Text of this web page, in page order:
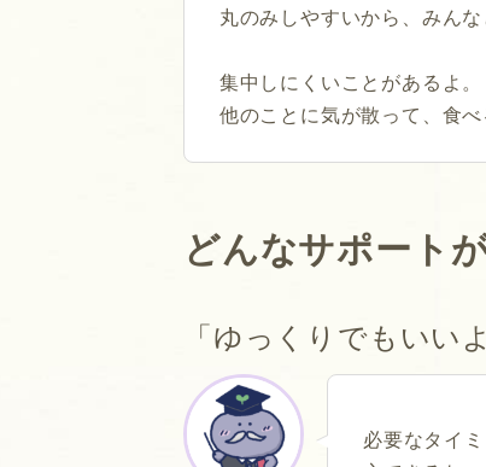
丸のみしやすいから、みん
集中しにくいことがあるよ。
他のことに気が散って、食
どんなサポート
「ゆっくりでもいい
必要なタイ